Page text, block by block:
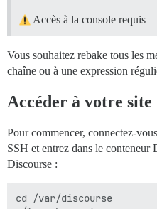
Accès à la console requis
Vous souhaitez rebake tous les
chaîne ou à une expression
Accéder à votre site
Pour commencer, connectez-
SSH et entrez dans le conteneur
Discourse :
cd /var/discourse